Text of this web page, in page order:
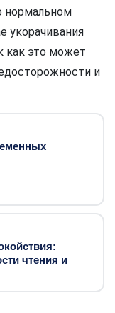
нормальном
укорачивания
как это может
и
чтения и